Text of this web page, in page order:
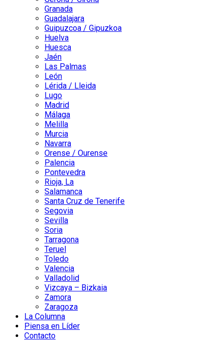
Granada
Guadalajara
Guipuzcoa / Gipuzkoa
Huelva
Huesca
Jaén
Las Palmas
León
Lérida / Lleida
Lugo
Madrid
Málaga
Melilla
Murcia
Navarra
Orense / Ourense
Palencia
Pontevedra
Rioja, La
Salamanca
Santa Cruz de Tenerife
Segovia
Sevilla
Soria
Tarragona
Teruel
Toledo
Valencia
Valladolid
Vizcaya – Bizkaia
Zamora
Zaragoza
La Columna
Piensa en Líder
Contacto